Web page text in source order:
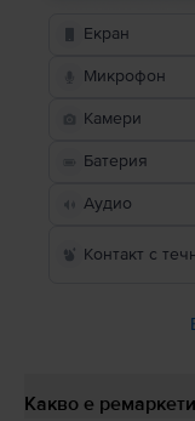
Екран
Микрофон
Камери
Батерия
Аудио
Контакт с
Какво е